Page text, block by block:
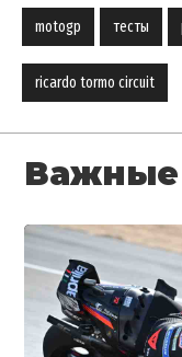
motogp тесты
ricardo tormo circuit
Важные